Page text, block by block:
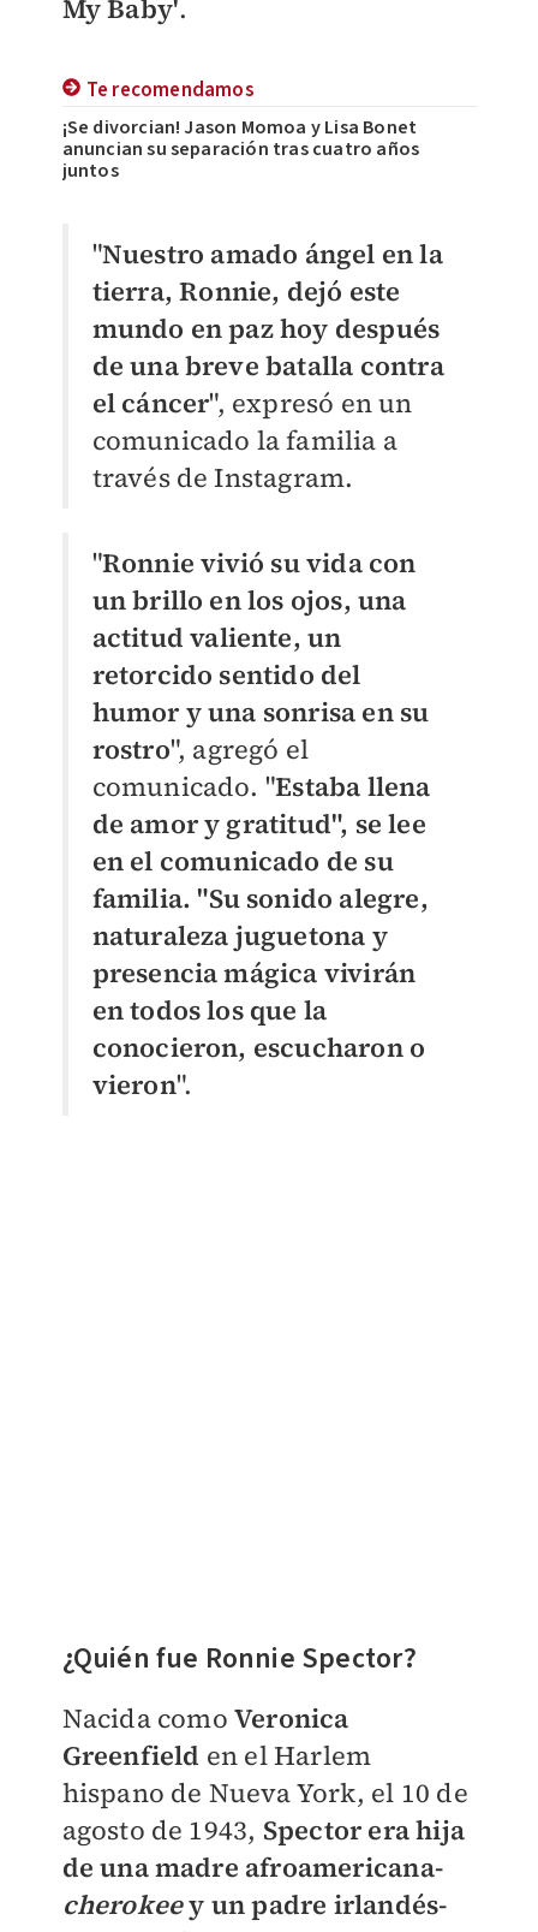
My Baby'.
Te recomendamos
¡Se divorcian! Jason Momoa y Lisa Bonet
anuncian su separación tras cuatro años
juntos
"Nuestro amado ángel en la
tierra, Ronnie, dejó este
mundo en paz hoy después
de una breve batalla contra
el cáncer", expresó en un
comunicado la familia a
través de Instagram.
"Ronnie vivió su vida con
un brillo en los ojos, una
actitud valiente, un
retorcido sentido del
humor y una sonrisa en su
rostro", agregó el
comunicado. "Estaba llena
de amor y gratitud", se lee
en el comunicado de su
familia. "Su sonido alegre,
naturaleza juguetona y
presencia mágica vivirán
en todos los que la
conocieron, escucharon o
vieron".
¿Quién fue Ronnie Spector?
Nacida como Veronica
Greenfield en el Harlem
hispano de Nueva York, el 10 de
agosto de 1943, Spector era hija
de una madre afroamericana-
cherokeey un padre irlandés-